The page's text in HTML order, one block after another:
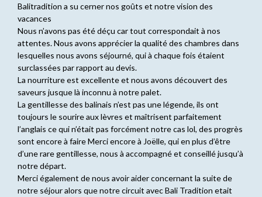
Balitradition a su cerner nos goûts et notre vision des
vacances
Nous n’avons pas été déçu car tout correspondait à nos
attentes. Nous avons apprécier la qualité des chambres dans
lesquelles nous avons séjourné, qui à chaque fois étaient
surclassées par rapport au devis.
La nourriture est excellente et nous avons découvert des
saveurs jusque là inconnu à notre palet.
La gentillesse des balinais n’est pas une légende, ils ont
toujours le sourire aux lèvres et maîtrisent parfaitement
l’anglais ce qui n’était pas forcément notre cas lol, des progrès
sont encore à faire Merci encore à Joëlle, qui en plus d’être
d’une rare gentillesse, nous à accompagné et conseillé jusqu’à
notre départ.
Merci également de nous avoir aider concernant la suite de
notre séjour alors que notre circuit avec Bali Tradition etait